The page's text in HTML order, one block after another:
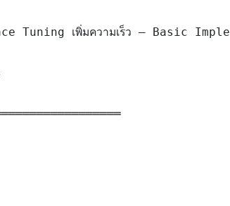
Tuning เพิ่มความเร็ว — Basic